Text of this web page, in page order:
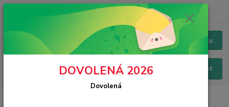
Menu
Hledat
Chat / Online podpora - 24/7
DOVOLENÁ 2026
Dovolená